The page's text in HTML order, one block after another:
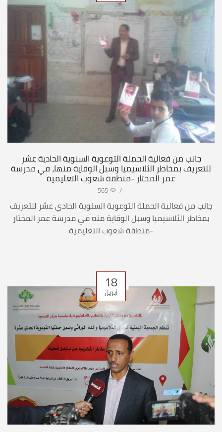
جانب من فعالية الحملة التوعوية السنوية الحادية عشر
للتعريف بمخاطر الثلاسيميا وسبل الوقاية منها، في مدرسة
عمر المختار -منطقة شعوب التعليمية
/
565
جانب من فعالية الحملة التوعوية السنوية الحادي عشر للتعريف
بمخاطر الثلاسيميا وسبل الوقاية منه في مدرسة عمر المختار
-منطقة شعوب التعليمية
18
أبريل